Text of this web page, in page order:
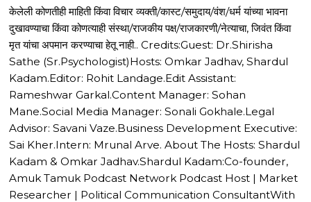
केलेली कोणतीही माहिती किंवा विचार व्यक्ती/कास्ट/समुदाय/वंश/धर्म यांच्या भावना
दुखावण्याचा किंवा कोणत्याही संस्था/राजकीय पक्ष/राजकारणी/नेत्याचा, जिवंत किंवा
मृत यांचा अपमान करण्याचा हेतू नाही.. Credits:Guest: Dr.Shirisha
Sathe (Sr.Psychologist)Hosts: Omkar Jadhav, Shardul
Kadam.Editor: Rohit Landage.Edit Assistant:
Rameshwar Garkal.Content Manager: Sohan
Mane.Social Media Manager: Sonali Gokhale.Legal
Advisor: Savani Vaze.Business Development Executive:
Sai Kher.Intern: Mrunal Arve. About The Hosts: Shardul
Kadam & Omkar Jadhav.Shardul Kadam:Co-founder,
Amuk Tamuk Podcast Network Podcast Host | Market
Researcher | Political Communication ConsultantWith